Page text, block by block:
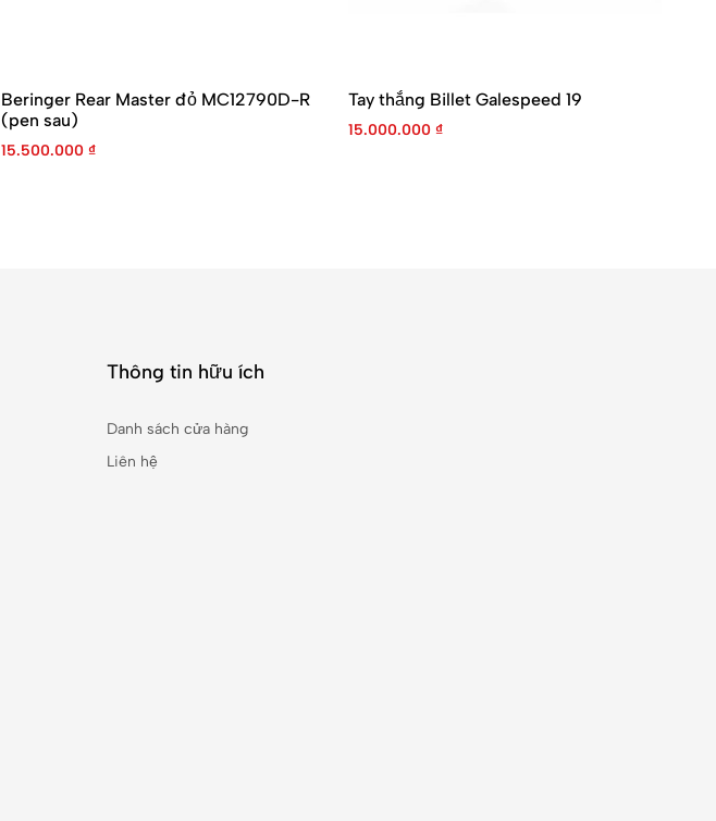
Beringer Rear Master đỏ MC12790D-R
(pen sau)
15.500.000 ₫
Tay thắng Billet Galespeed 19
15.000.000 ₫
Thông tin hữu ích
Danh sách cửa hàng
Liên hệ